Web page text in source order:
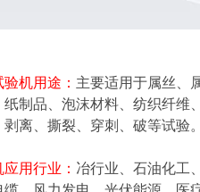
验机用途： 主要适用于属丝、
制品、泡沫材料、纺织纤维
离、撕裂、穿刺、破等试验。
应用行业： 冶行业、石油化工